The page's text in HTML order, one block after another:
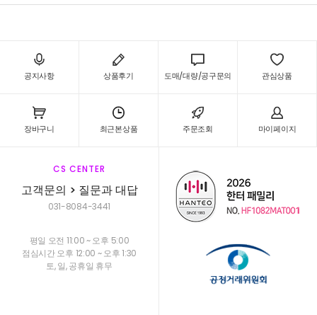
공지사항 상품후기 도매/대량/공구문의 관심상품
장바구니 최근본상품 주문조회 마이페이지
CS CENTER
고객문의 > 질문과 대답
031-8084-3441
평일 오전 11:00 ~ 오후 5:00
점심시간 오후 12:00 ~ 오후 1:30
토, 일, 공휴일 휴무